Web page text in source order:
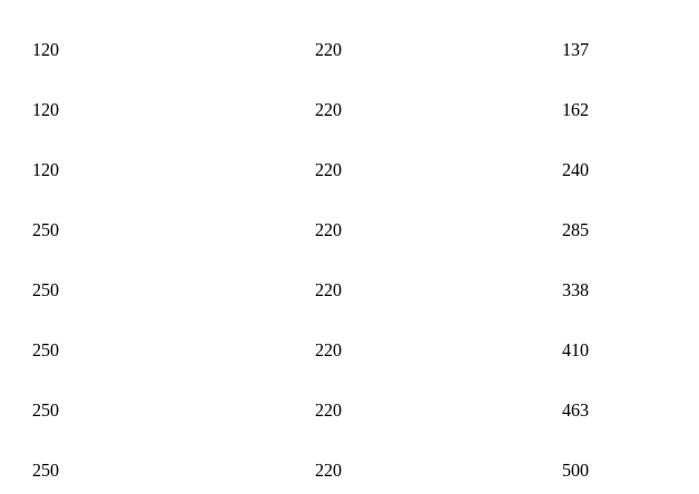
120 220 137
120 220 162
120 220 240
250 220 285
250 220 338
250 220 410
250 220 463
250 220 500